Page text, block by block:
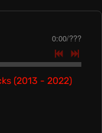
0:00/???
(2013 - 2022)